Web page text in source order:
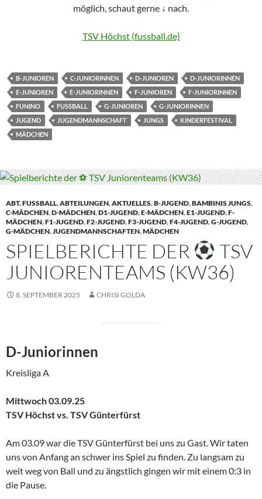
möglich, schaut gerne ↓ nach.
TSV Höchst (fussball.de)
B-JUNIOREN C-JUNIORINNEN D-JUNIOREN
D-JUNIORINNEN
E-JUNIOREN
E-JUNIORINNEN F-JUNIOREN
F-JUNIORINNEN
FUNINO
FUSSBALL G-JUNIOREN
G-JUNIORINNEN
JUGEND
JUGENDMANNSCHAFT JUNGS
KINDERFESTIVAL
MÄDCHEN
ABT. FUSSBALL ,ABTEILUNGEN,AKTUELLES,B-JUGEND,BAMBINIS JUNGS,
C-MÄDCHEN,D-MÄDCHEN,D1-JUGEND,E-MÄDCHEN,E1-JUGEND,F-
MÄDCHEN,F1-JUGEND,F2-JUGEND,F3-JUGEND,F4-JUGEND,G-JUGEND,
G-MÄDCHEN,JUGENDMANNSCHAFTEN,MÄDCHEN
SPIELBERICHTE DER
TSV
JUNIORENTEAMS (KW36)
8. SEPTEMBER 2025 CHRISI GOLDA
D-Juniorinnen
Kreisliga A
Mittwoch 03.09.25
TSV Höchst vs. TSV Günterfürst
Am 03.09 war die TSV Günterfürst bei uns zu Gast. Wir taten
uns von Anfang an schwer ins Spiel zu finden. Zu langsam zu
weit weg von Ball und zu ängstlich gingen wir mit einem 0:3 in
die Pause.